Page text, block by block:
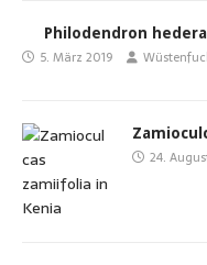
Philodendron
5. März 2019
24.